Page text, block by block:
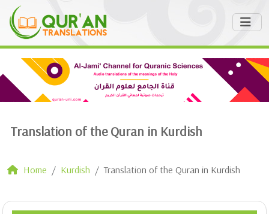
Translation of the Quran in Kurdish
Home Kurdish Translation of the Quran in Kurdish